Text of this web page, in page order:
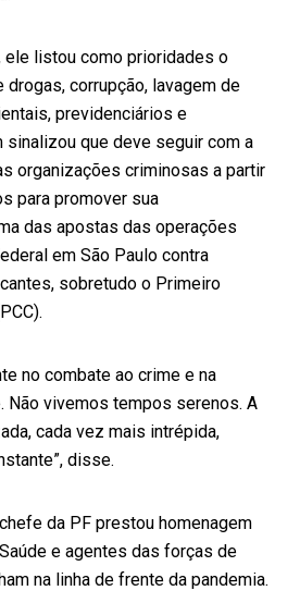
ele listou como prioridades o
corrupção, lavagem de
previdenciários e
sinalizou que deve seguir com a
organizações criminosas a partir
para promover sua
das apostas das operações
em São Paulo contra
sobretudo o Primeiro
no combate ao crime e na
Não vivemos tempos serenos. A
cada vez mais intrépida,
disse.
da PF prestou homenagem
e agentes das forças de
na linha de frente da pandemia.